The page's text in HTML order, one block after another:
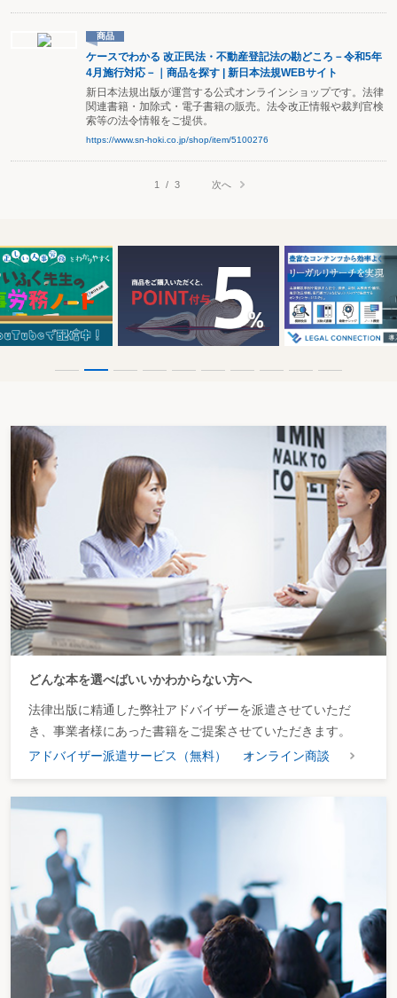
商品
ケースでわかる 改正民法・不動産登記法の勘どころ－令和5年
4月施行対応－｜商品を探す | 新日本法規WEBサイト
新日本法規出版が運営する公式オンラインショップです。法律
関連書籍・加除式・電子書籍の販売。法令改正情報や裁判官検
索等の法令情報をご提供。
https://www.sn-hoki.co.jp/shop/item/5100276
1 / 3 次へ
どんな本を選べばいいかわからない方へ
法律出版に精通した弊社アドバイザーを派遣させていただ
き、事業者様にあった書籍をご提案させていただきます。
アドバイザー派遣サービス（無料）
オンライン商談